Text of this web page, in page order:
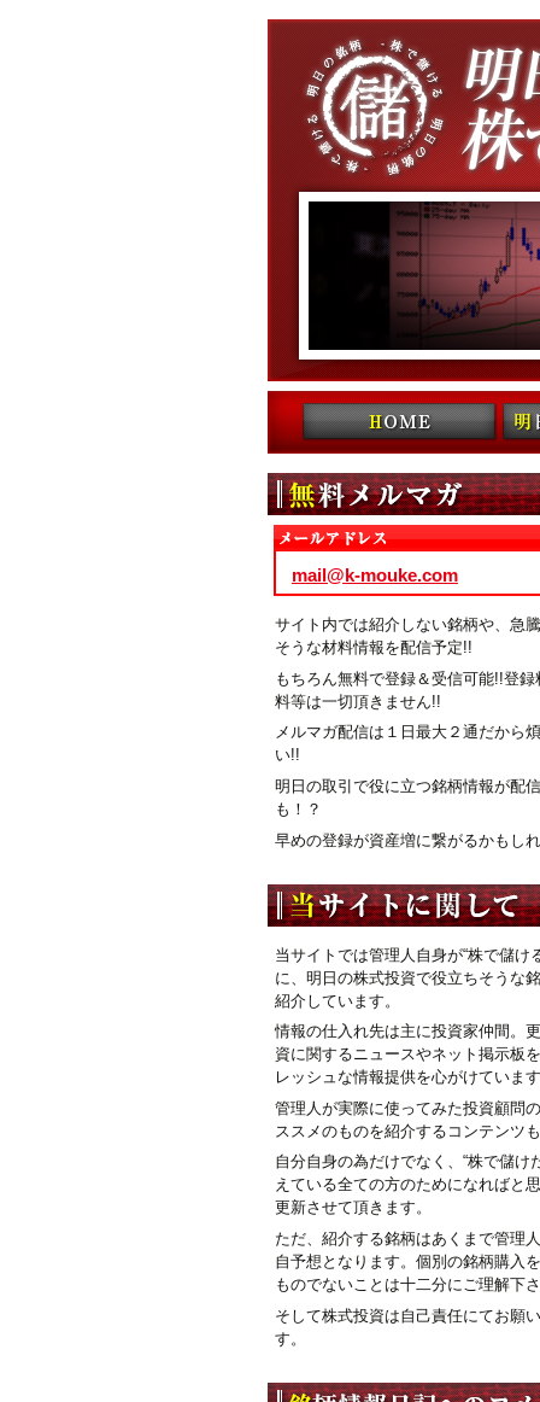
コンテンツへ移動
mail@k-mouke.com
サイト内では紹介しない銘柄や、急
そうな材料情報を配信予定!!
もちろん無料で登録＆受信可能!!登録
料等は一切頂きません!!
メルマガ配信は１日最大２通だから
い!!
明日の取引で役に立つ銘柄情報が配
も！？
早めの登録が資産増に繋がるかもし
当サイトでは管理人自身が“株で儲け
に、明日の株式投資で役立ちそうな
紹介しています。
情報の仕入れ先は主に投資家仲間。
資に関するニュースやネット掲示板
レッシュな情報提供を心がけていま
管理人が実際に使ってみた投資顧問
ススメのものを紹介するコンテンツ
自分自身の為だけでなく、“株で儲け
えている全ての方のためになればと
更新させて頂きます。
ただ、紹介する銘柄はあくまで管理
自予想となります。個別の銘柄購入
ものでないことは十二分にご理解下
そして株式投資は自己責任にてお願
す。